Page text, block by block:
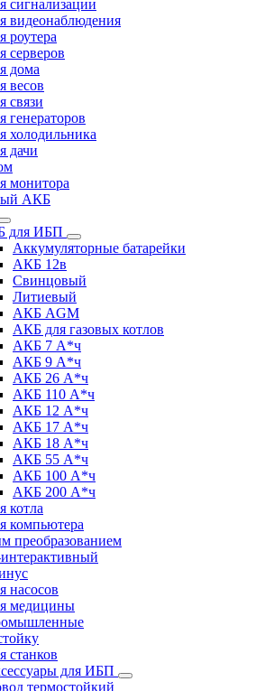
сигнализации
видеонаблюдения
роутера
серверов
дома
весов
связи
генераторов
холодильника
дачи
монитора
АКБ
для ИБП
Аккумуляторные батарейки
АКБ 12в
Свинцовый
Литиевый
АКБ AGM
АКБ для газовых котлов
АКБ 7 А*ч
АКБ 9 А*ч
АКБ 26 А*ч
АКБ 110 А*ч
АКБ 12 А*ч
АКБ 17 А*ч
АКБ 18 А*ч
АКБ 55 А*ч
АКБ 100 А*ч
АКБ 200 А*ч
котла
компьютера
преобразованием
насосов
медицины
станков
для ИБП
термостойкий